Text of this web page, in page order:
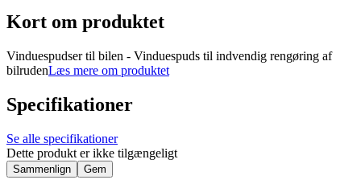
Kort om produktet
Vinduespudser til bilen - Vinduespuds til indvendig rengøring af
bilrudenLæs mere om produktet
Specifikationer
Se alle specifikationer
Dette produkt er ikke tilgængeligt
Sammenlign Gem